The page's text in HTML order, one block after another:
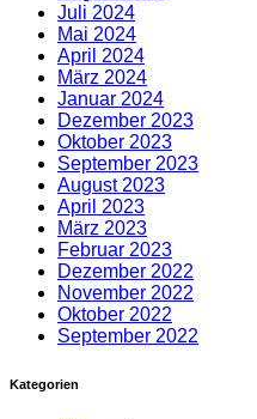
Juli 2024
Mai 2024
April 2024
März 2024
Januar 2024
Dezember 2023
Oktober 2023
September 2023
August 2023
April 2023
März 2023
Februar 2023
Dezember 2022
November 2022
Oktober 2022
September 2022
Kategorien